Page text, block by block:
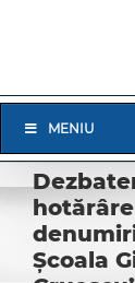
Navigation
MENIU
Școala